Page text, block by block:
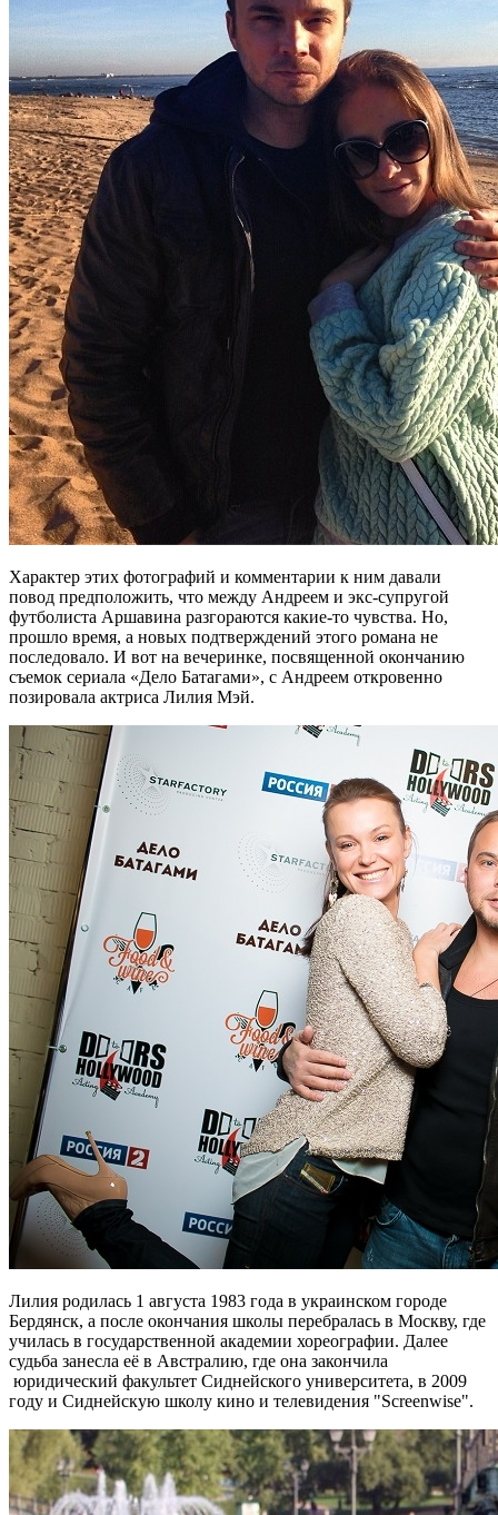
Характер этих фотографий и комментарии к ним давали
повод предположить, что между Андреем и экс-супругой
футболиста Аршавина разгораются какие-то чувства. Но,
прошло время, а новых подтверждений этого романа не
последовало. И вот на вечеринке, посвященной окончанию
съемок сериала «Дело Батагами», с Андреем откровенно
позировала актриса Лилия Мэй.
Лилия родилась 1 августа 1983 года в украинском городе
Бердянск, а после окончания школы перебралась в Москву, где
училась в государственной академии хореографии. Далее
судьба занесла её в Австралию, где она закончила
юридический факультет Сиднейского университета, в 2009
году и Сиднейскую школу кино и телевидения "Screenwise".